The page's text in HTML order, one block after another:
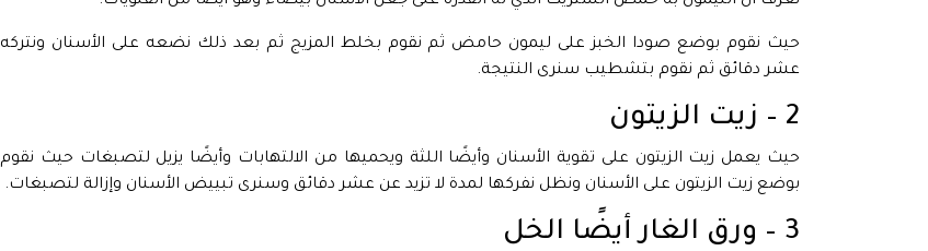
حيث نقوم بوضع صودا الخبز على ليمون حامض ثم نقوم بخلط المزيج ثم بعد ذلك نضعه على الأسنان ونتركه
عشر دقائق ثم نقوم بتشطيب سنرى النتيجة.
2 – زيت الزيتون
حيث يعمل زيت الزيتون على تقوية الأسنان وأيضًا اللثة ويحميها من الالتهابات وأيضًا يزيل لتصبغات حيث نقوم
بوضع زيت الزيتون على الأسنان ونظل نفركها لمدة لا تزيد عن عشر دقائق وسنرى تبييض الأسنان وإزالة لتصبغات.
3 – ورق الغار أيضًا الخل